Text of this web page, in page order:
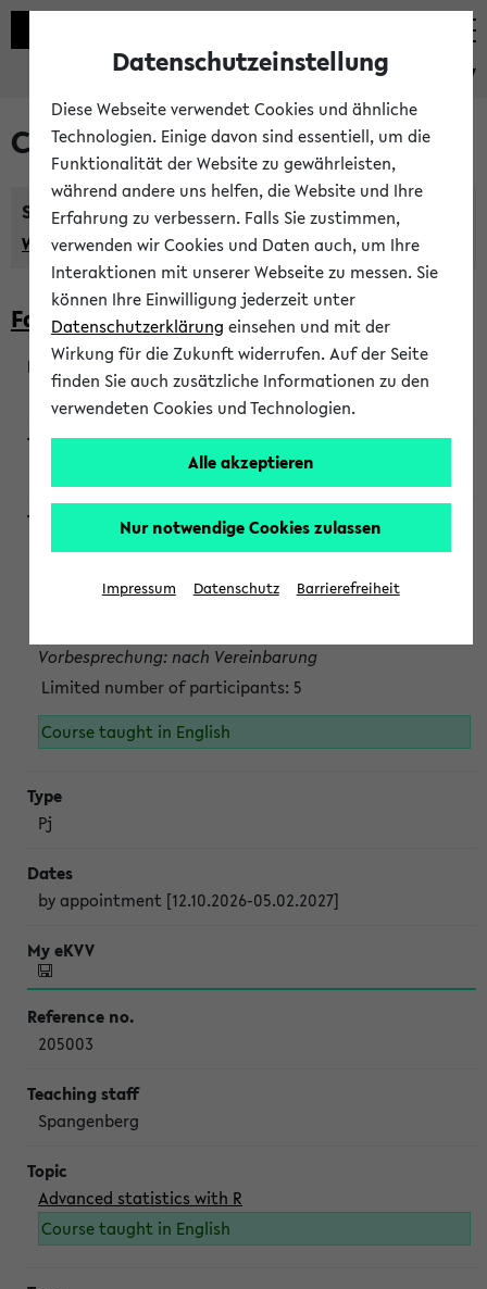
eKVV
Courses taught in English
Semester:
WiSe 2026/2027 SoSe 2026 Previous...
Faculty of Biology
200923
Wendisch, Peters-Wendisch, Stegelmann
Projektmodul "Bakterielle Biotechnologie"
Persönliche Anmeldung beim Veranstalter ist unbedingt
Vorbesprechung: nach Vereinbarung
Limited number of participants: 5
Course taught in English
Pj
by appointment [12.10.2026-05.02.2027]
205003
Spangenberg
Advanced statistics with R
Course taught in English
Datenschutzeinstellung
Diese Webseite verwendet Cookies und ähnliche
Technologien. Einige davon sind essentiell, um die
Funktionalität der Website zu gewährleisten,
während andere uns helfen, die Website und Ihre
Erfahrung zu verbessern. Falls Sie zustimmen,
verwenden wir Cookies und Daten auch, um Ihre
Interaktionen mit unserer Webseite zu messen. Sie
können Ihre Einwilligung jederzeit unter
Datenschutzerklärung einsehen und mit der
Wirkung für die Zukunft widerrufen. Auf der Seite
finden Sie auch zusätzliche Informationen zu den
verwendeten Cookies und Technologien.
Alle akzeptieren
Nur notwendige Cookies zulassen
Impressum Datenschutz Barrierefreiheit